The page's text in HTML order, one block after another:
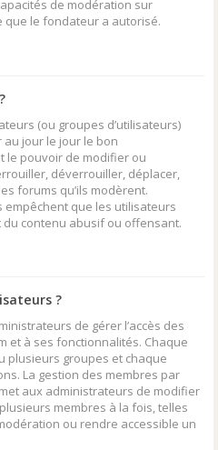
de modération sur
que le fondateur a autorisé.
(ou groupes d’utilisateurs)
jour le jour le bon
le pouvoir de modifier ou
déverrouiller, déplacer,
forums qu’ils modèrent.
que les utilisateurs
contenu abusif ou offensant.
?
de gérer l’accès des
et à ses fonctionnalités. Chaque
plusieurs groupes et chaque
La gestion des membres par
aux administrateurs de modifier
membres à la fois, telles
ou rendre accessible un